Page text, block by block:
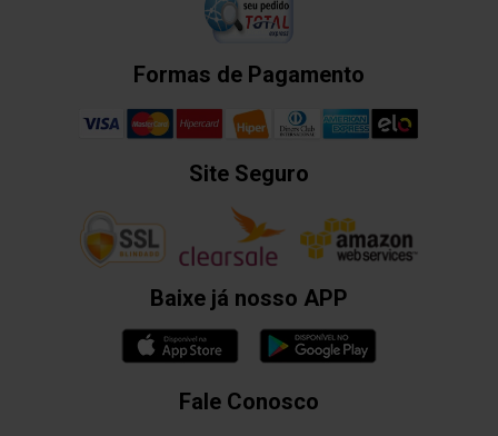
Formas de Pagamento
Site Seguro
Baixe já nosso APP
Fale Conosco